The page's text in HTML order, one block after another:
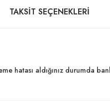
TAKSIT SEÇENEKLERI
hatası aldığınız durumda